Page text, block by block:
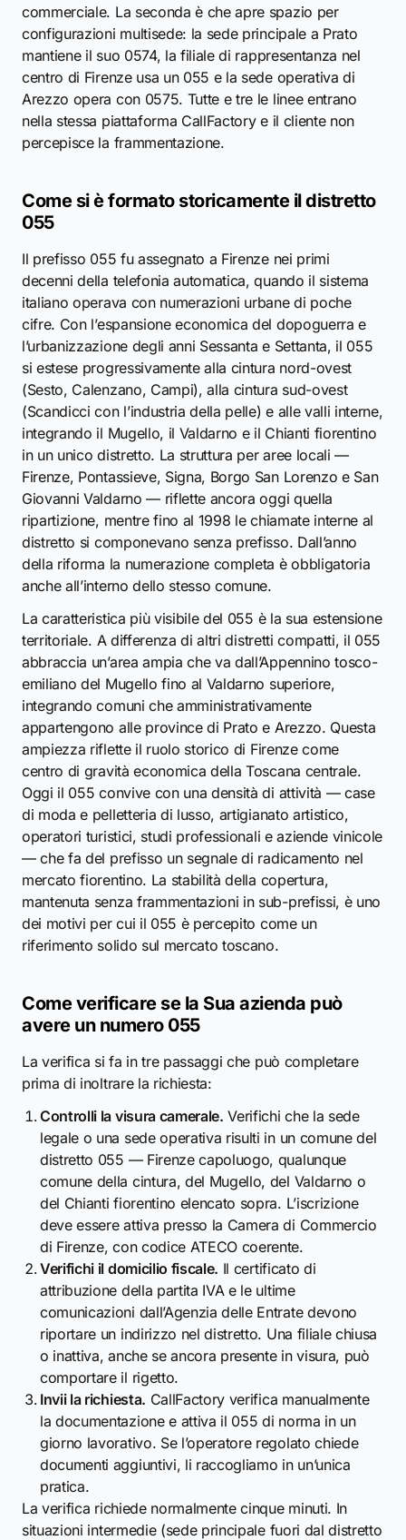
commerciale. La seconda è che apre spazio per
configurazioni multisede: la sede principale a Prato
mantiene il suo 0574, la filiale di rappresentanza nel
centro di Firenze usa un 055 e la sede operativa di
Arezzo opera con 0575. Tutte e tre le linee entrano
nella stessa piattaforma CallFactory e il cliente non
percepisce la frammentazione.
Come si è formato storicamente il distretto
055
Il prefisso 055 fu assegnato a Firenze nei primi
decenni della telefonia automatica, quando il sistema
italiano operava con numerazioni urbane di poche
cifre. Con l’espansione economica del dopoguerra e
l’urbanizzazione degli anni Sessanta e Settanta, il 055
si estese progressivamente alla cintura nord-ovest
(Sesto, Calenzano, Campi), alla cintura sud-ovest
(Scandicci con l’industria della pelle) e alle valli interne,
integrando il Mugello, il Valdarno e il Chianti fiorentino
in un unico distretto. La struttura per aree locali —
Firenze, Pontassieve, Signa, Borgo San Lorenzo e San
Giovanni Valdarno — riflette ancora oggi quella
ripartizione, mentre fino al 1998 le chiamate interne al
distretto si componevano senza prefisso. Dall’anno
della riforma la numerazione completa è obbligatoria
anche all’interno dello stesso comune.
La caratteristica più visibile del 055 è la sua estensione
territoriale. A differenza di altri distretti compatti, il 055
abbraccia un’area ampia che va dall’Appennino tosco-
emiliano del Mugello fino al Valdarno superiore,
integrando comuni che amministrativamente
appartengono alle province di Prato e Arezzo. Questa
ampiezza riflette il ruolo storico di Firenze come
centro di gravità economica della Toscana centrale.
Oggi il 055 convive con una densità di attività — case
di moda e pelletteria di lusso, artigianato artistico,
operatori turistici, studi professionali e aziende vinicole
— che fa del prefisso un segnale di radicamento nel
mercato fiorentino. La stabilità della copertura,
mantenuta senza frammentazioni in sub-prefissi, è uno
dei motivi per cui il 055 è percepito come un
riferimento solido sul mercato toscano.
Come verificare se la Sua azienda può
avere un numero 055
La verifica si fa in tre passaggi che può completare
prima di inoltrare la richiesta:
Controlli la visura camerale. Verifichi che la sede
legale o una sede operativa risulti in un comune del
distretto 055 — Firenze capoluogo, qualunque
comune della cintura, del Mugello, del Valdarno o
del Chianti fiorentino elencato sopra. L’iscrizione
deve essere attiva presso la Camera di Commercio
di Firenze, con codice ATECO coerente.
Verifichi il domicilio fiscale. Il certificato di
attribuzione della partita IVA e le ultime
comunicazioni dall’Agenzia delle Entrate devono
riportare un indirizzo nel distretto. Una filiale chiusa
o inattiva, anche se ancora presente in visura, può
comportare il rigetto.
Invii la richiesta. CallFactory verifica manualmente
la documentazione e attiva il 055 di norma in un
giorno lavorativo. Se l’operatore regolato chiede
documenti aggiuntivi, li raccogliamo in un’unica
pratica.
La verifica richiede normalmente cinque minuti. In
situazioni intermedie (sede principale fuori dal distretto